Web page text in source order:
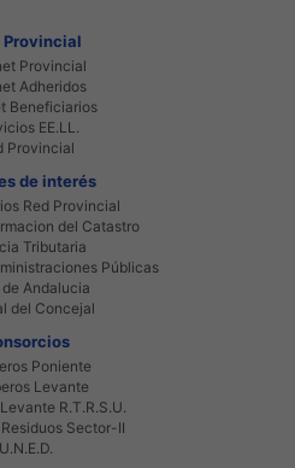
Provincial
Provincial
Adheridos
Beneficiarios
EE.LL.
Provincial
de interés
Red Provincial
del Catastro
Tributaria
Públicas
Andalucia
del Concejal
Poniente
Levante
R.T.R.S.U.
Sector-II
U.N.E.D.